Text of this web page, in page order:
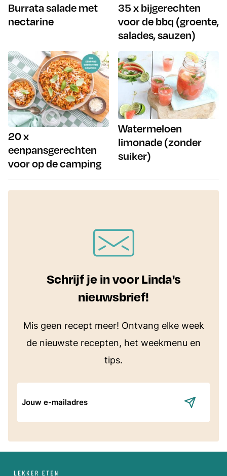
Burrata salade met
nectarine
35 x bijgerechten
voor de bbq (groente,
salades, sauzen)
20 x
eenpansgerechten
voor op de camping
Watermeloen
limonade (zonder
suiker)
Schrijf je in voor Linda's
nieuwsbrief!
Mis geen recept meer! Ontvang elke week
de nieuwste recepten, het weekmenu en
tips.
mailadres